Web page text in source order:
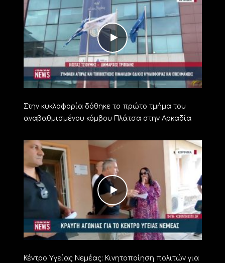
Στην κυκλοφορία δόθηκε το πρώτο τμήμα του
αναβαθμισμένου κόμβου Πλάτσα στην Αρκαδία
Κέντρο Υγείας Νεμέας: Κινητοποίηση πολιτών για